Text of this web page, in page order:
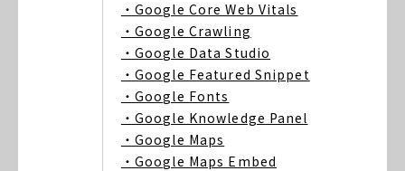
・Google Core Web Vitals
・Google Crawling
・Google Data Studio
・Google Featured Snippet
・Google Fonts
・Google Knowledge Panel
・Google Maps
・Google Maps Embed